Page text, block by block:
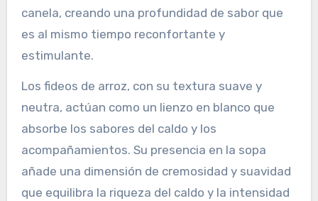
canela, creando una profundidad de sabor que
es al mismo tiempo reconfortante y
estimulante.
Los fideos de arroz, con su textura suave y
neutra, actúan como un lienzo en blanco que
absorbe los sabores del caldo y los
acompañamientos. Su presencia en la sopa
añade una dimensión de cremosidad y suavidad
que equilibra la riqueza del caldo y la intensidad